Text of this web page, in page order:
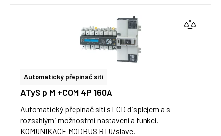
Automatický přepínač sítí
ATyS p M +COM 4P 160A
Automatický přepínač sítí s LCD displejem a s
rozsáhlými možnostmi nastavení a funkcí.
KOMUNIKACE MODBUS RTU/slave.